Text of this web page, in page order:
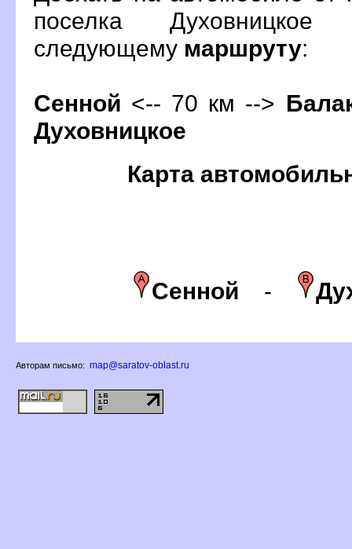
поселка
следующему маршруту:
Сенной <-- 70 км -->
Духовницкое
Карта
Сенной -
Авторам письмо: map@saratov-oblast.ru